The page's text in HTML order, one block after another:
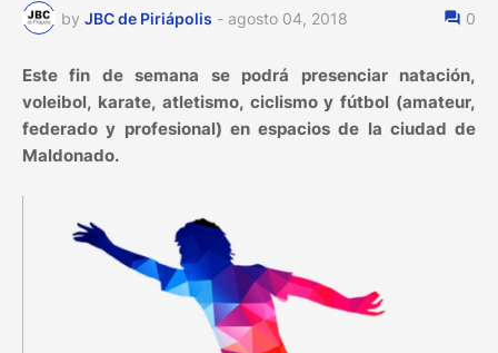
by JBC de Piriápolis - agosto 04, 2018 0
Este fin de semana se podrá presenciar natación,
voleibol, karate, atletismo, ciclismo y fútbol (amateur,
federado y profesional) en espacios de la ciudad de
Maldonado.